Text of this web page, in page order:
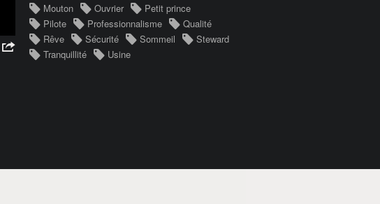
Mouton
Ouvrier
Petit prince
Pilote
Professionnalisme
Qualité
Rêve
Sécurité Sommeil
Steward
Tranquillité
Usine